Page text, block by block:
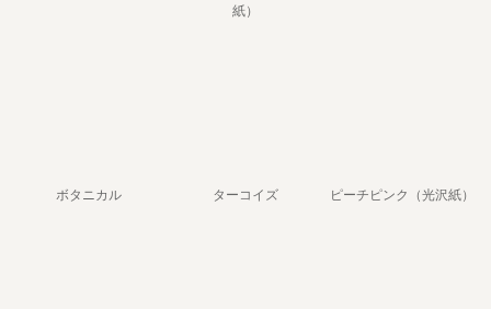
紙）
ボタニカル ターコイズ ピーチピンク（光沢紙）